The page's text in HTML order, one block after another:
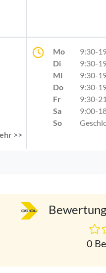
>>
Mo
9:30-
Di
9:30-
Mi
9:30-
Do
9:30-
Fr
9:30-
Sa
9:00-
So
0